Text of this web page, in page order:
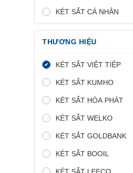
KÉT SẮT CÁ NHÂN
THƯƠNG HIỆU
KÉT SẮT VIỆT TIỆP
KÉT SẮT KUMHO
KÉT SẮT HÒA PHÁT
KÉT SẮT WELKO
KÉT SẮT GOLDBANK
KÉT SẮT BOOIL